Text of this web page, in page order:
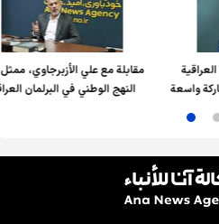
واسعة
مقابلة مع علي الأزبرجاوي، ممثل
النهج الوطني في البرلمان العراقي